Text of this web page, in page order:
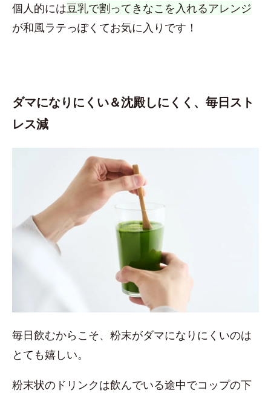
個人的には豆乳で割ってきなこを入れるアレンジ
が和風ラテっぽくてお気に入りです！
ダマになりにくい＆沈殿しにくく、毎日スト
レス減
毎日飲むからこそ、粉末がダマになりにくいのは
とても嬉しい。
粉末状のドリンクは飲んでいる途中でコップの下